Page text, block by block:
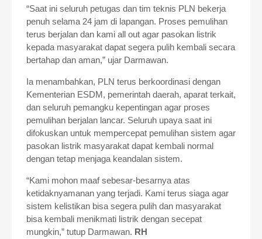
“Saat ini seluruh petugas dan tim teknis PLN bekerja
penuh selama 24 jam di lapangan. Proses pemulihan
terus berjalan dan kami all out agar pasokan listrik
kepada masyarakat dapat segera pulih kembali secara
bertahap dan aman,” ujar Darmawan.
Ia menambahkan, PLN terus berkoordinasi dengan
Kementerian ESDM, pemerintah daerah, aparat terkait,
dan seluruh pemangku kepentingan agar proses
pemulihan berjalan lancar. Seluruh upaya saat ini
difokuskan untuk mempercepat pemulihan sistem agar
pasokan listrik masyarakat dapat kembali normal
dengan tetap menjaga keandalan sistem.
“Kami mohon maaf sebesar-besarnya atas
ketidaknyamanan yang terjadi. Kami terus siaga agar
sistem kelistikan bisa segera pulih dan masyarakat
bisa kembali menikmati listrik dengan secepat
mungkin,” tutup Darmawan. RH